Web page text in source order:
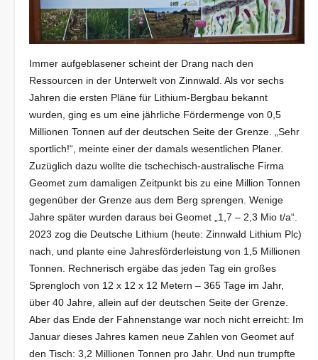
Immer aufgeblasener scheint der Drang nach den
Ressourcen in der Unterwelt von Zinnwald. Als vor sechs
Jahren die ersten Pläne für Lithium-Bergbau bekannt
wurden, ging es um eine jährliche Fördermenge von 0,5
Millionen Tonnen auf der deutschen Seite der Grenze. „Sehr
sportlich!“, meinte einer der damals wesentlichen Planer.
Zuzüglich dazu wollte die tschechisch-australische Firma
Geomet zum damaligen Zeitpunkt bis zu eine Million Tonnen
gegenüber der Grenze aus dem Berg sprengen. Wenige
Jahre später wurden daraus bei Geomet „1,7 – 2,3 Mio t/a“.
2023 zog die Deutsche Lithium (heute: Zinnwald Lithium Plc)
nach, und plante eine Jahresförderleistung von 1,5 Millionen
Tonnen. Rechnerisch ergäbe das jeden Tag ein großes
Sprengloch von 12 x 12 x 12 Metern – 365 Tage im Jahr,
über 40 Jahre, allein auf der deutschen Seite der Grenze.
Aber das Ende der Fahnenstange war noch nicht erreicht: Im
Januar dieses Jahres kamen neue Zahlen von Geomet auf
den Tisch: 3,2 Millionen Tonnen pro Jahr. Und nun trumpfte